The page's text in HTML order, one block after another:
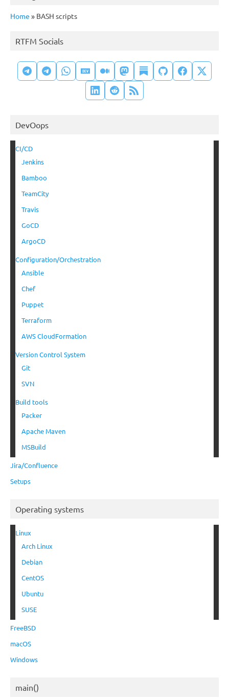
Home » BASH scripts
RTFM Socials
DevOops
CI/CD
Jenkins
Bamboo
TeamCity
Travis
GoCD
ArgoCD
Configuration/Orchestration
Ansible
Chef
Puppet
Terraform
AWS CloudFormation
Version Control System
Git
SVN
Build tools
Packer
Apache Maven
MSBuild
Jira/Confluence
Setups
Operating systems
Linux
Arch Linux
Debian
CentOS
Ubuntu
SUSE
FreeBSD
macOS
Windows
main()